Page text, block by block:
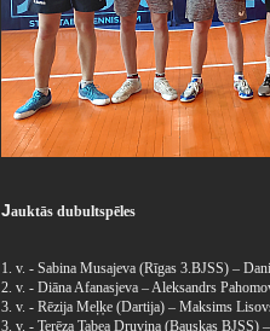
Jauktās dubultspēles
1. v. - Sabina Musajeva (Rīgas 3.BJSS) –
2. v. - Diāna Afanasjeva – Aleksandrs
3. v. - Rēzija Meļķe (Dartija) – Maksims
3. v. - Terēza Tabea Druviņa (Bauskas BJSS)